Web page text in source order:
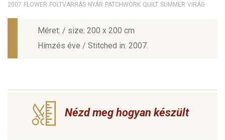
2007 FLOWER FOLTVARRÁS NYÁR PATCHWORK QUILT SUMMER VIRÁG
Méret: / size: 200 x 200 cm
Hímzés éve / Stitched in: 2007.
Nézd meg hogyan készült